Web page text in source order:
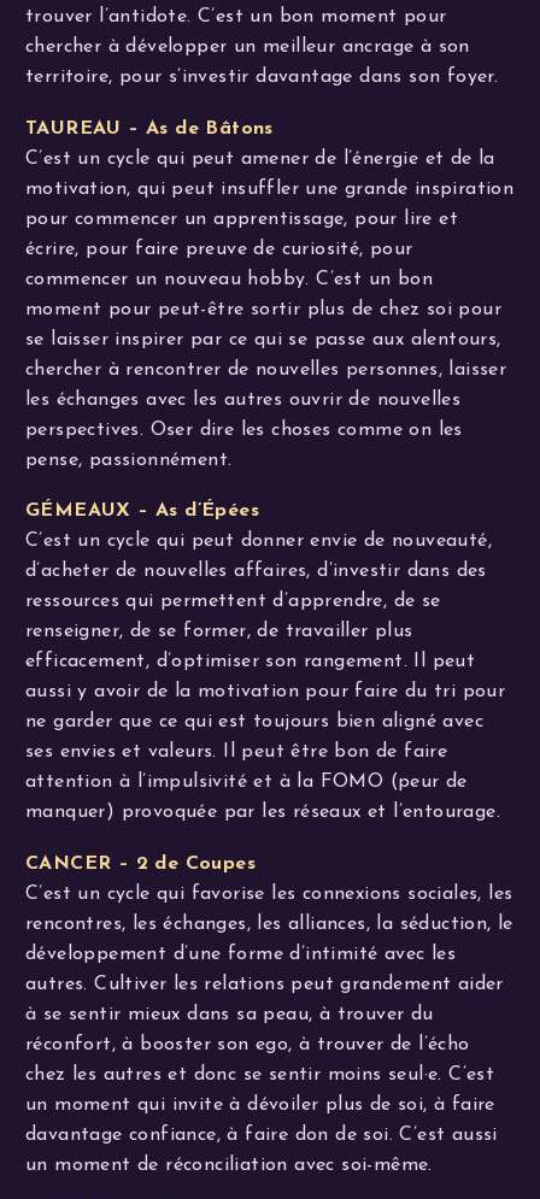
trouver l’antidote. C’est un bon moment pour
chercher à développer un meilleur ancrage à son
territoire, pour s’investir davantage dans son foyer.
TAUREAU – As de Bâtons
C’est un cycle qui peut amener de l’énergie et de la
motivation, qui peut insuffler une grande inspiration
pour commencer un apprentissage, pour lire et
écrire, pour faire preuve de curiosité, pour
commencer un nouveau hobby. C’est un bon
moment pour peut-être sortir plus de chez soi pour
se laisser inspirer par ce qui se passe aux alentours,
chercher à rencontrer de nouvelles personnes, laisser
les échanges avec les autres ouvrir de nouvelles
perspectives. Oser dire les choses comme on les
pense, passionnément.
GÉMEAUX – As d’Épées
C’est un cycle qui peut donner envie de nouveauté,
d’acheter de nouvelles affaires, d’investir dans des
ressources qui permettent d’apprendre, de se
renseigner, de se former, de travailler plus
efficacement, d’optimiser son rangement. Il peut
aussi y avoir de la motivation pour faire du tri pour
ne garder que ce qui est toujours bien aligné avec
ses envies et valeurs. Il peut être bon de faire
attention à l’impulsivité et à la FOMO (peur de
manquer) provoquée par les réseaux et l’entourage.
CANCER – 2 de Coupes
C’est un cycle qui favorise les connexions sociales, les
rencontres, les échanges, les alliances, la séduction, le
développement d’une forme d’intimité avec les
autres. Cultiver les relations peut grandement aider
à se sentir mieux dans sa peau, à trouver du
réconfort, à booster son ego, à trouver de l’écho
chez les autres et donc se sentir moins seul·e. C’est
un moment qui invite à dévoiler plus de soi, à faire
davantage confiance, à faire don de soi. C’est aussi
un moment de réconciliation avec soi-même.